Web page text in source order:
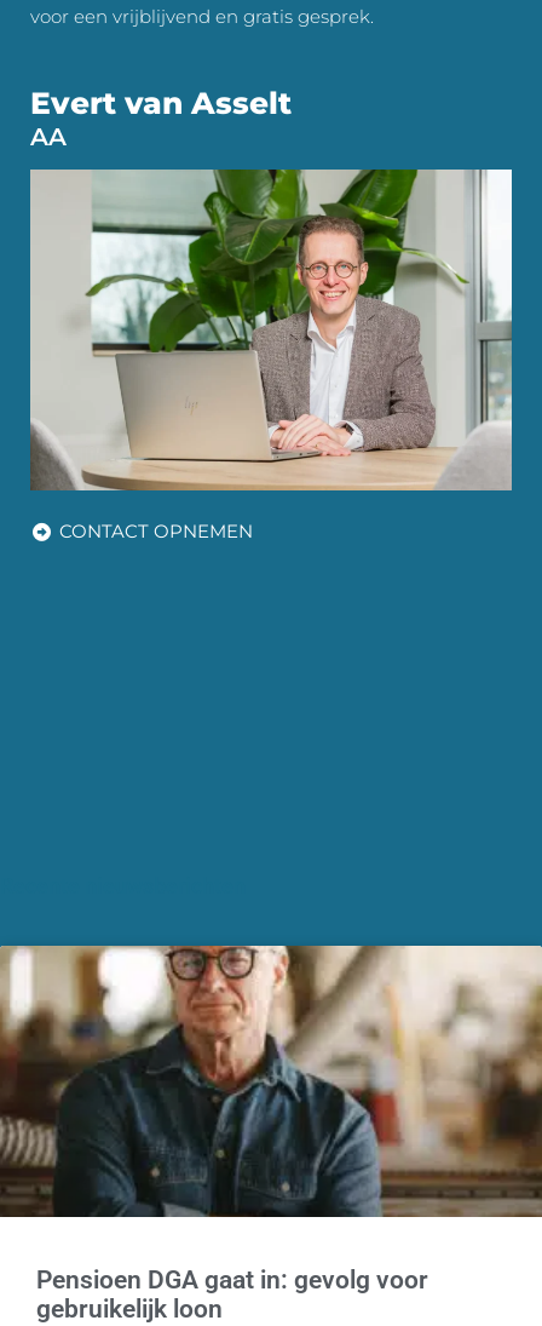
voor een vrijblijvend en gratis gesprek.
Evert van Asselt
AA
CONTACT OPNEMEN
Pensioen DGA gaat in: gevolg voor
gebruikelijk loon